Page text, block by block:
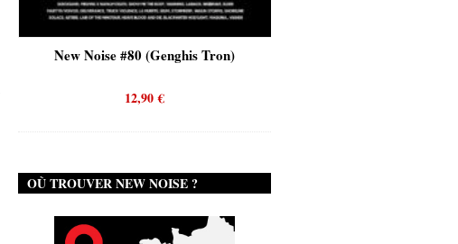
New Noise #80 (Genghis Tron)
12,90€
OÙ TROUVER NEW NOISE ?